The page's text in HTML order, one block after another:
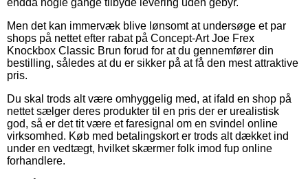
Men det kan immervæk blive lønsomt at undersøge et par
shops på nettet efter rabat på Concept-Art Joe Frex
Knockbox Classic Brun forud for at du gennemfører din
bestilling, således at du er sikker på at få den mest attraktive
pris.
Du skal trods alt være omhyggelig med, at ifald en shop på
nettet sælger deres produkter til en pris der er urealistisk
god, så er det tit være et faresignal om en svindel online
virksomhed. Køb med betalingskort er trods alt dækket ind
under en vedtægt, hvilket skærmer folk imod fup online
forhandlere.